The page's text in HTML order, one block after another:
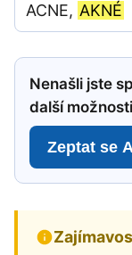
ACNE, AKNÉ
Nenašli jste
další
Zeptat se